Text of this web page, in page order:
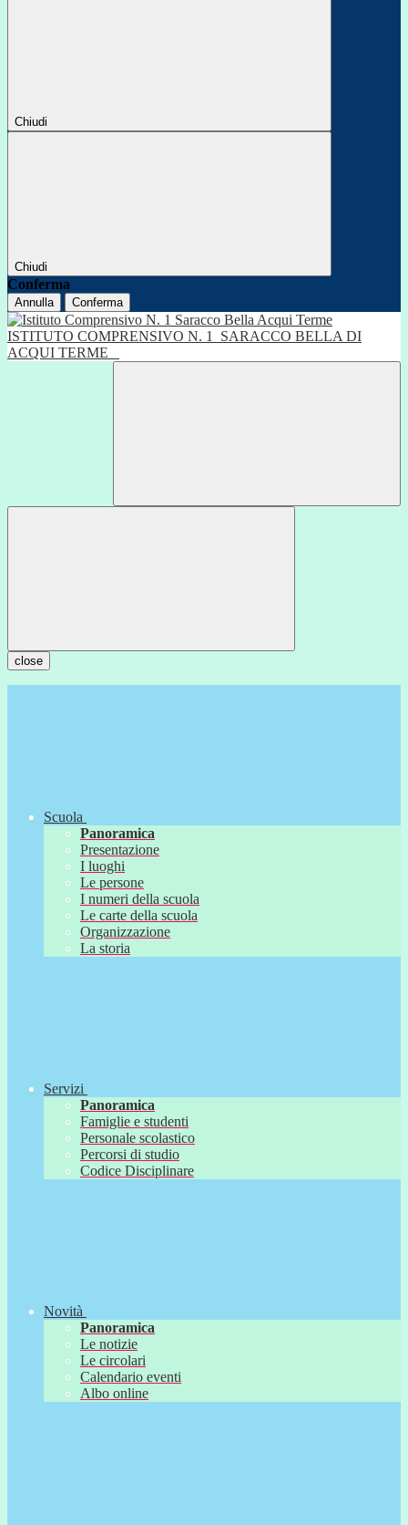
Chiudi
Chiudi
Conferma
Annulla Conferma
ISTITUTO COMPRENSIVO N. 1
SARACCO BELLA DI
ACQUI TERME
close
Scuola
Panoramica
Presentazione
I luoghi
Le persone
I numeri della scuola
Le carte della scuola
Organizzazione
La storia
Servizi
Panoramica
Famiglie e studenti
Personale scolastico
Percorsi di studio
Codice Disciplinare
Novità
Panoramica
Le notizie
Le circolari
Calendario eventi
Albo online